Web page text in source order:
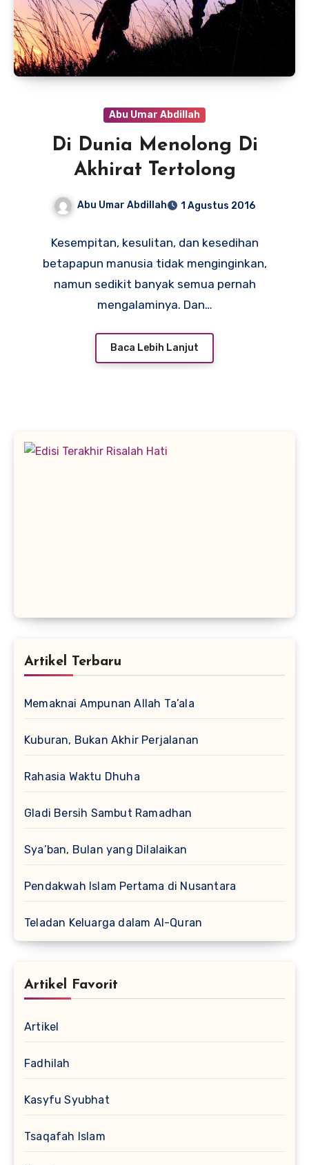
Abu Umar Abdillah
Di Dunia Menolong Di
Akhirat Tertolong
Abu Umar Abdillah 1 Agustus 2016
Kesempitan, kesulitan, dan kesedihan
betapapun manusia tidak menginginkan,
namun sedikit banyak semua pernah
mengalaminya. Dan…
Baca Lebih Lanjut
Artikel Terbaru
Memaknai Ampunan Allah Ta’ala
Kuburan, Bukan Akhir Perjalanan
Rahasia Waktu Dhuha
Gladi Bersih Sambut Ramadhan
Sya’ban, Bulan yang Dilalaikan
Pendakwah Islam Pertama di Nusantara
Teladan Keluarga dalam Al-Quran
Artikel Favorit
Artikel
Fadhilah
Kasyfu Syubhat
Tsaqafah Islam